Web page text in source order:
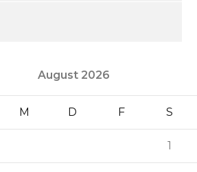
August 2026
M D F S
1